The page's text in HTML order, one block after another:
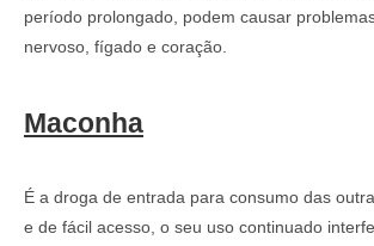
período prolongado, podem causar
nervoso, fígado e coração.
Maconha
É a droga de entrada para consumo das
e de fácil acesso, o seu uso continuado